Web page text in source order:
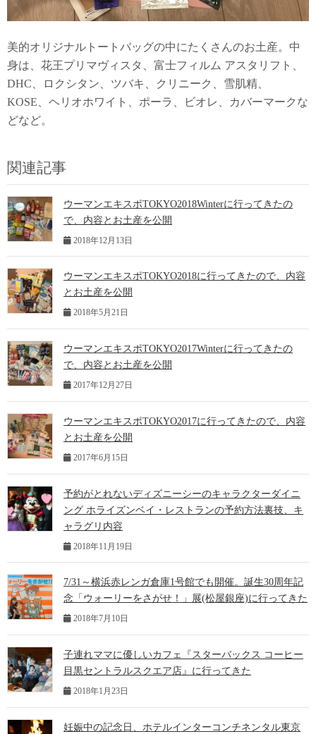
美的オリジナルトートバッグの中にたくさんのお土産。中
身は、花王プリマヴィスタ、富士フィルム アスタリフト、
DHC、ロクシタン、ツバキ、クリニーク、雪肌精、
KOSE、ヘリオホワイト、ポーラ、ビオレ、カバーマークな
どなど。
関連記事
ウーマンエキスポTOKYO2018Winterに行ってきたの
で、内容とお土産を公開
2018年12月13日
ウーマンエキスポTOKYO2018に行ってきたので、内容
とお土産を公開
2018年5月21日
ウーマンエキスポTOKYO2017Winterに行ってきたの
で、内容とお土産を公開
2017年12月27日
ウーマンエキスポTOKYO2017に行ってきたので、内容
とお土産を公開
2017年6月15日
予約がとれないディズニーシーのキャラクターダイニ
ング ホライズンベイ・レストランの予約方法裏技、キ
ャラグリ内容
2018年11月19日
7/31～横浜赤レンガ倉庫1号館でも開催。誕生30周年記
念「ウォーリーをさがせ！」展(松屋銀座)に行ってきた
2018年7月10日
子連れママに優しいカフェ『スターバックス コーヒー
目黒セントラルスクエア店』に行ってきた
2018年1月23日
妊娠中の記念日、ホテルインターコンチネンタル東京